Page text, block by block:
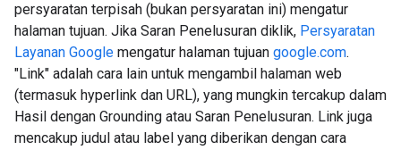
persyaratan terpisah (bukan persyaratan ini) mengatur
halaman tujuan. Jika Saran Penelusuran diklik, Persyaratan
Layanan Google mengatur halaman tujuan google.com.
"Link" adalah cara lain untuk mengambil halaman web
(termasuk hyperlink dan URL), yang mungkin tercakup dalam
Hasil dengan Grounding atau Saran Penelusuran. Link juga
mencakup judul atau label yang diberikan dengan cara